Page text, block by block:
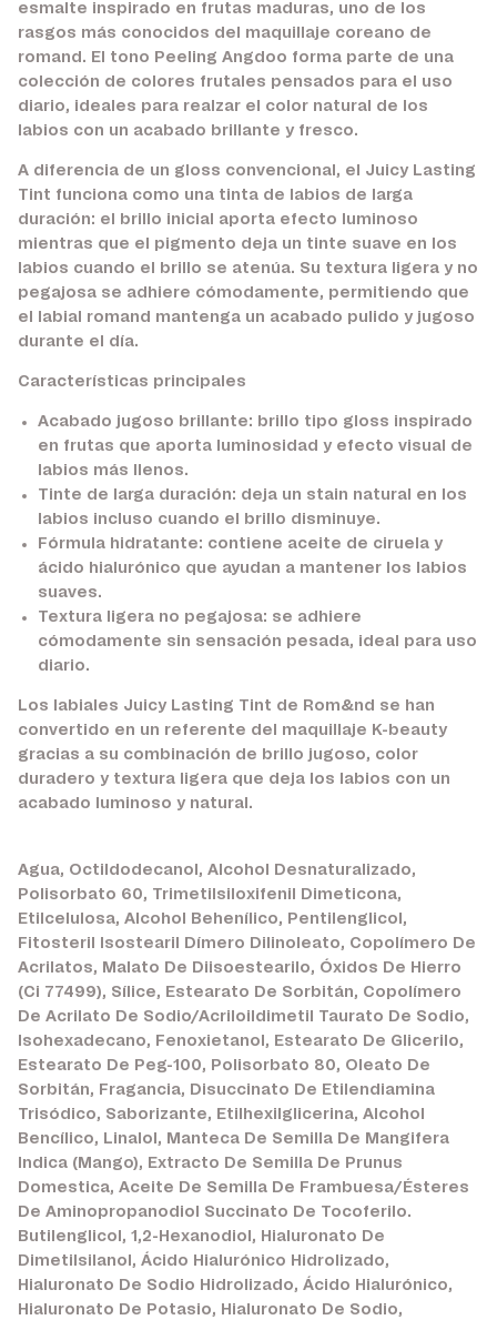
esmalte inspirado en frutas maduras, uno de los
rasgos más conocidos del maquillaje coreano de
romand. El tono Peeling Angdoo forma parte de una
colección de colores frutales pensados para el uso
diario, ideales para realzar el color natural de los
labios con un acabado brillante y fresco.
A diferencia de un gloss convencional, el Juicy Lasting
Tint funciona como una tinta de labios de larga
duración: el brillo inicial aporta efecto luminoso
mientras que el pigmento deja un tinte suave en los
labios cuando el brillo se atenúa. Su textura ligera y no
pegajosa se adhiere cómodamente, permitiendo que
el labial romand mantenga un acabado pulido y jugoso
durante el día.
Características principales
Acabado jugoso brillante: brillo tipo gloss inspirado
en frutas que aporta luminosidad y efecto visual de
labios más llenos.
Tinte de larga duración: deja un stain natural en los
labios incluso cuando el brillo disminuye.
Fórmula hidratante: contiene aceite de ciruela y
ácido hialurónico que ayudan a mantener los labios
suaves.
Textura ligera no pegajosa: se adhiere
cómodamente sin sensación pesada, ideal para uso
diario.
Los labiales Juicy Lasting Tint de Rom&nd se han
convertido en un referente del maquillaje K-beauty
gracias a su combinación de brillo jugoso, color
duradero y textura ligera que deja los labios con un
acabado luminoso y natural.
Agua, Octildodecanol, Alcohol Desnaturalizado,
Polisorbato 60, Trimetilsiloxifenil Dimeticona,
Etilcelulosa, Alcohol Behenílico, Pentilenglicol,
Fitosteril Isostearil Dímero Dilinoleato, Copolímero De
Acrilatos, Malato De Diisoestearilo, Óxidos De Hierro
(Ci 77499), Sílice, Estearato De Sorbitán, Copolímero
De Acrilato De Sodio/Acriloildimetil Taurato De Sodio,
Isohexadecano, Fenoxietanol, Estearato De Glicerilo,
Estearato De Peg-100, Polisorbato 80, Oleato De
Sorbitán, Fragancia, Disuccinato De Etilendiamina
Trisódico, Saborizante, Etilhexilglicerina, Alcohol
Bencílico, Linalol, Manteca De Semilla De Mangifera
Indica (Mango), Extracto De Semilla De Prunus
Domestica, Aceite De Semilla De Frambuesa/Ésteres
De Aminopropanodiol Succinato De Tocoferilo.
Butilenglicol, 1,2-Hexanodiol, Hialuronato De
Dimetilsilanol, Ácido Hialurónico Hidrolizado,
Hialuronato De Sodio Hidrolizado, Ácido Hialurónico,
Hialuronato De Potasio, Hialuronato De Sodio,